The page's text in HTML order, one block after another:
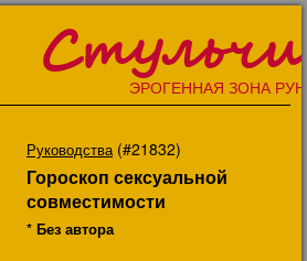
ЭРОГЕННАЯ ЗОНА
Руководства(#21832)
Гороскоп сексуальной
совместимости
* Без автора